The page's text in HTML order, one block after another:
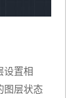
设置相
图层状态